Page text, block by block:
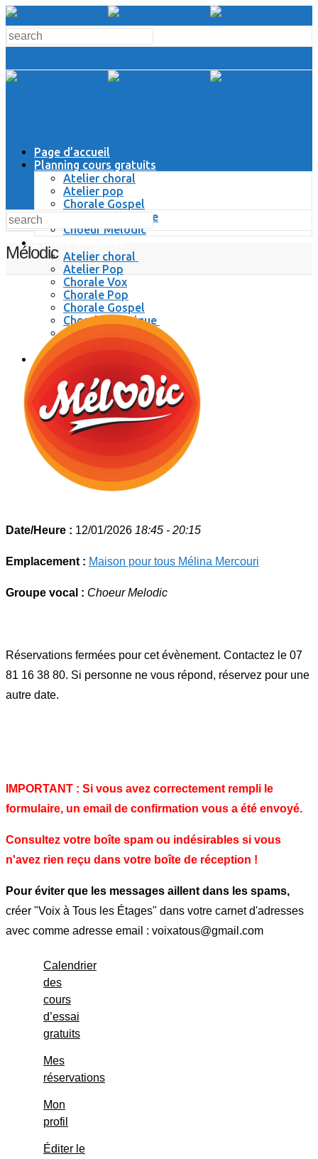
Page d’accueil
Planning cours gratuits
Atelier choral
Atelier pop
Chorale Gospel
Chorale Classique
Choeur Melodic
Atelier choral
Atelier Pop
Chorale Vox
Chorale Pop
Chorale Gospel
Chorale classique
Melodic
Les Muses
Se connecter / se déconnecter
Mélodic
Date/Heure : 12/01/2026 18:45 - 20:15
Emplacement : Maison pour tous Mélina Mercouri
Groupe vocal : Choeur Melodic
Réservations fermées pour cet évènement. Contactez le 07
81 16 38 80. Si personne ne vous répond, réservez pour une
autre date.
IMPORTANT : Si vous avez correctement rempli le
formulaire, un email de confirmation vous a été envoyé.
Consultez votre boîte spam ou indésirables si vous
n'avez rien reçu dans votre boîte de réception !
Pour éviter que les messages aillent dans les spams,
créer "Voix à Tous les Étages" dans votre carnet d'adresses
avec comme adresse email : voixatous@gmail.com
Calendrier
des
cours
d’essai
gratuits
Mes
réservations
Mon
profil
Éditer le